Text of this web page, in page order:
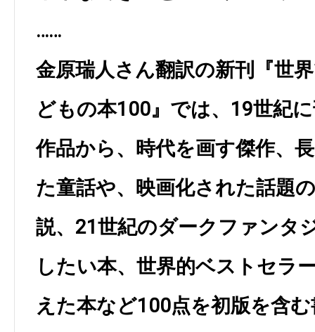
……
金原瑞人さん翻訳の新刊『世
どもの本100』では、19世紀
作品から、時代を画す傑作、
た童話や、映画化された話題
説、21世紀のダークファンタ
したい本、世界的ベストセラ
えた本など100点を初版を含